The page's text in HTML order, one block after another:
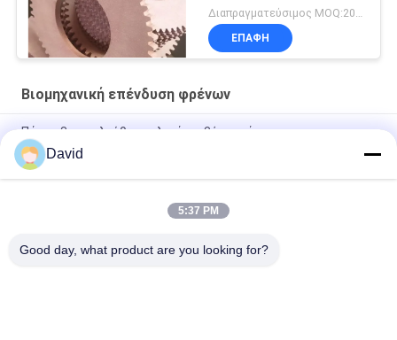
φρένων δοντιών
δίσκων φρένων φύλλων
τριβής
Διαπραγματεύσιμος MOQ:200 PC
ΕΠΑΦΉ
Βιομηχανική επένδυση φρένων
Πάχος 3mm ελεύθερα υλικά τριβής αμιάντων
Βιομηχανική επένδυση φρένων αντίστασης πετρελαίου
μηχανών Τύπου δύναμης
Εύκαμπτα βιομηχανικά υλικά τριβής για τον ανελκυστήρα
David
5:37 PM
Good day, what product are you looking for?